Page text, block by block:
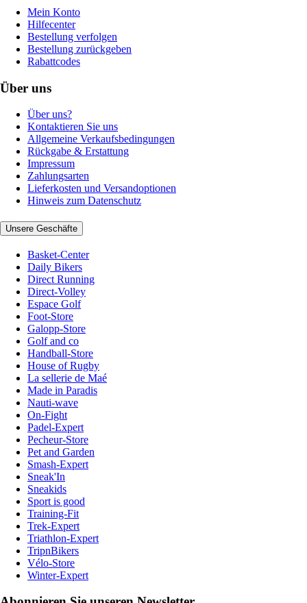
Mein Konto
Hilfecenter
Bestellung verfolgen
Bestellung zurückgeben
Rabattcodes
Über uns
Über uns?
Kontaktieren Sie uns
Allgemeine Verkaufsbedingungen
Rückgabe & Erstattung
Impressum
Zahlungsarten
Lieferkosten und Versandoptionen
Hinweis zum Datenschutz
Unsere Geschäfte
Basket-Center
Daily Bikers
Direct Running
Direct-Volley
Espace Golf
Foot-Store
Galopp-Store
Golf and co
Handball-Store
House of Rugby
La sellerie de Maé
Made in Paradis
Nauti-wave
On-Fight
Padel-Expert
Pecheur-Store
Pet and Garden
Smash-Expert
Sneak'In
Sneakids
Sport is good
Training-Fit
Trek-Expert
Triathlon-Expert
TripnBikers
Vélo-Store
Winter-Expert